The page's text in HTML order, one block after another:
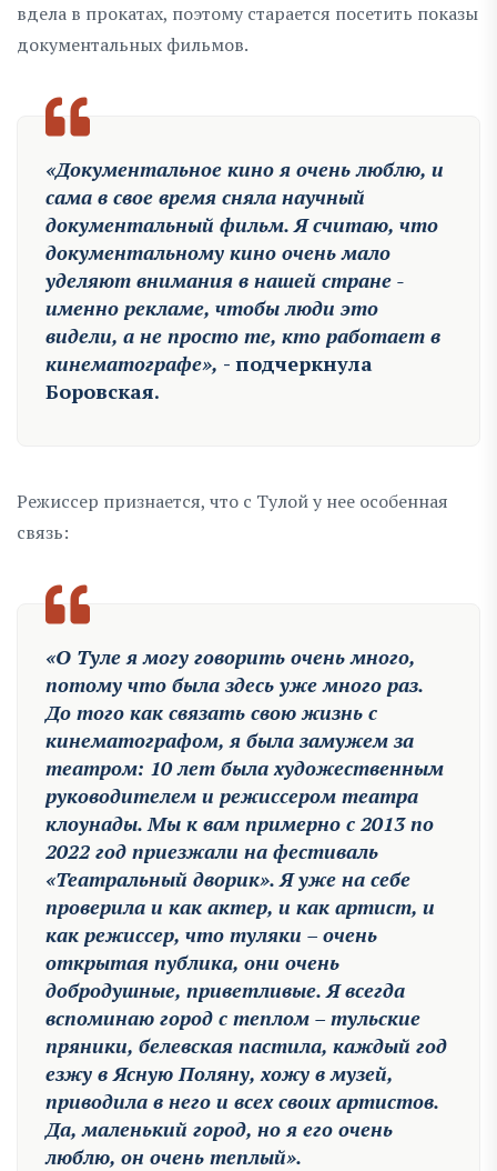
вдела в прокатах, поэтому старается посетить показы
документальных фильмов.
«Документальное кино я очень люблю, и
сама в свое время сняла научный
документальный фильм. Я считаю, что
документальному кино очень мало
уделяют внимания в нашей стране -
именно рекламе, чтобы люди это
видели, а не просто те, кто работает в
кинематографе», - подчеркнула
Боровская.
Режиссер признается, что с Тулой у нее особенная
связь:
«О Туле я могу говорить очень много,
потому что была здесь уже много раз.
До того как связать свою жизнь с
кинематографом, я была замужем за
театром: 10 лет была художественным
руководителем и режиссером театра
клоунады. Мы к вам примерно с 2013 по
2022 год приезжали на фестиваль
«Театральный дворик». Я уже на себе
проверила и как актер, и как артист, и
как режиссер, что туляки – очень
открытая публика, они очень
добродушные, приветливые. Я всегда
вспоминаю город с теплом – тульские
пряники, белевская пастила, каждый год
езжу в Ясную Поляну, хожу в музей,
приводила в него и всех своих артистов.
Да, маленький город, но я его очень
люблю, он очень теплый».